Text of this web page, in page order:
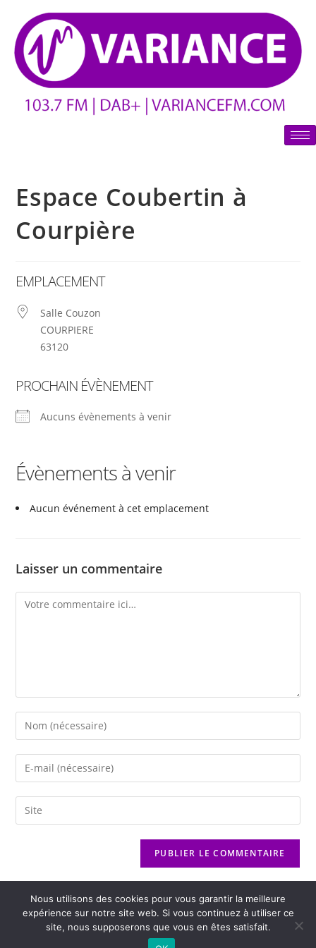
Espace Coubertin à
Courpière
EMPLACEMENT
Salle Couzon
COURPIERE
63120
PROCHAIN ÉVÈNEMENT
Aucuns évènements à venir
Évènements à venir
Aucun événement à cet emplacement
Laisser un commentaire
Nous utilisons des cookies pour vous garantir la meilleure
expérience sur notre site web. Si vous continuez à utiliser ce
site, nous supposerons que vous en êtes satisfait.